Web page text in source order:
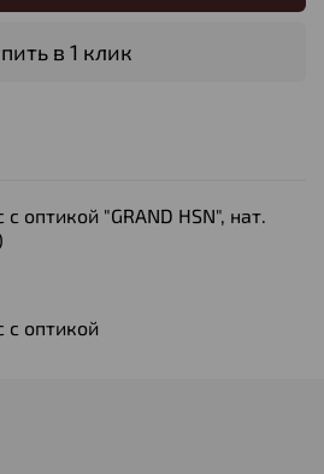
в 1 клик
оптикой "GRAND HSN", нат.
оптикой